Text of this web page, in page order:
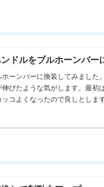
ンドルをブルホーンバー
ーンバーに換装してみました
びたような気がします。最初
コよくなったので良しとします